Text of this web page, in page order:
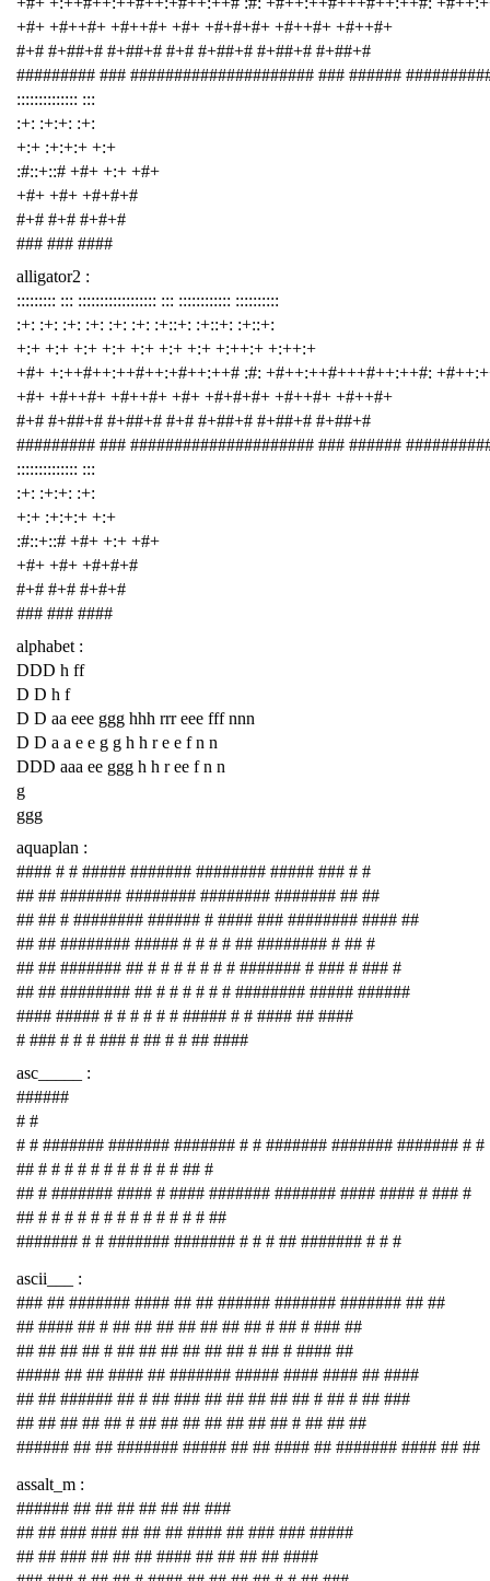
+#+ +#++#+ +#++#+ +#+ +#+#+#+ +#++#+ +#++#+
#+# #+##+# #+##+# #+# #+##+# #+##+# #+##+#
######### ### ##################### ### ######
:::::::::::::: :::
:+: :+:+: :+:
+:+ :+:+:+ +:+
:#::+::# +#+ +:+ +#+
+#+ +#+ +#+#+#
#+# #+# #+#+#
### ### ####
alligator2 :
::::::::: ::: :::::::::::::::::: ::: :::::::::::: ::::::::::
:+: :+: :+: :+: :+: :+: :+::+: :+::+: :+::+:
+:+ +:+ +:+ +:+ +:+ +:+ +:+ +:++:+ +:++:+
+#+ +:++#++:++#++:+#++:++# :#: +#++:++#+++#++:++#:
+#+ +#++#+ +#++#+ +#+ +#+#+#+ +#++#+ +#++#+
#+# #+##+# #+##+# #+# #+##+# #+##+# #+##+#
######### ### ##################### ### ######
:::::::::::::: :::
:+: :+:+: :+:
+:+ :+:+:+ +:+
:#::+::# +#+ +:+ +#+
+#+ +#+ +#+#+#
#+# #+# #+#+#
### ### ####
alphabet :
DDD h ff
D D h f
D D aa eee ggg hhh rrr eee fff nnn
D D a a e e g g h h r e e f n n
DDD aaa ee ggg h h r ee f n n
g
ggg
aquaplan :
#### # # ##### ####### ######## ##### ### # #
## ## ####### ######## ######## ####### ## ##
## ## # ######## ###### # #### ### ######## #### ##
## ## ######## ##### # # # # ## ######## # ## #
## ## ####### ## # # # # # # # ####### # ### # ### #
## ## ######## ## # # # # # # ######## ##### ######
#### ##### # # # # # # ##### # # #### ## ####
# ### # # # ### # ## # # ## ####
asc_____ :
######
# #
# # ####### ####### ####### # # ####### ####### ####### # #
## # # # # # # # # # # # ## #
## # ####### #### # #### ####### ####### #### #### # ### #
## # # # # # # # # # # # # # ##
####### # # ####### ####### # # # ## ####### # # #
ascii___ :
### ## ####### #### ## ## ###### ####### ####### ## ##
## #### ## # ## ## ## ## ## ## ## # ## # ### ##
## ## ## ## # ## ## ## ## ## ## # ## # #### ##
##### ## ## #### ## ####### ##### #### #### ## ####
## ## ###### ## # ## ### ## ## ## ## ## # ## # ## ###
## ## ## ## ## # ## ## ## ## ## ## ## # ## ## ##
###### ## ## ####### ##### ## ## #### ## ####### #### ## ##
assalt_m :
###### ## ## ## ## ## ## ###
## ## ### ### ## ## ## #### ## ### ### #####
## ## ### ## ## ## #### ## ## ## ## ####